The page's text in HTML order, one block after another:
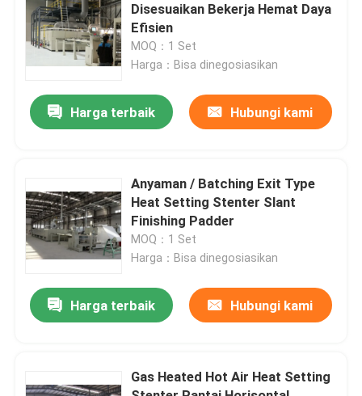
Tentang kami
Kontrol kualitas
Berita
Permintaan Penawaran
Pengaturan Heat Stenter
Disesuaikan Bekerja Hemat Daya
Efisien
MOQ：1 Set
Harga：Bisa dinegosiasikan
Harga terbaik Hubungi kami
Anyaman / Batching Exit Type
Heat Setting Stenter Slant
Finishing Padder
MOQ：1 Set
Harga：Bisa dinegosiasikan
Harga terbaik Hubungi kami
Gas Heated Hot Air Heat Setting